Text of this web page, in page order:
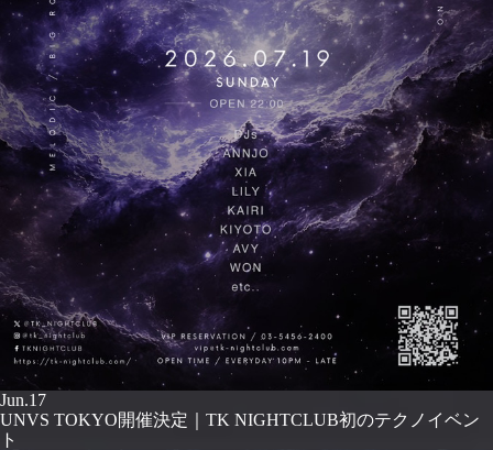
Jun.17
UNVS TOKYO開催決定｜TK NIGHTCLUB初のテクノイベン
ト